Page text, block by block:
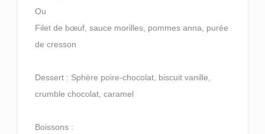
Ou
Filet de bœuf, sauce morilles, pommes anna, purée
de cresson
Dessert : Sphère poire-chocolat, biscuit vanille,
crumble chocolat, caramel
Boissons :